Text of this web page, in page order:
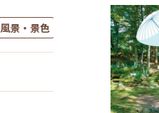
風景・景色 名所・旧跡